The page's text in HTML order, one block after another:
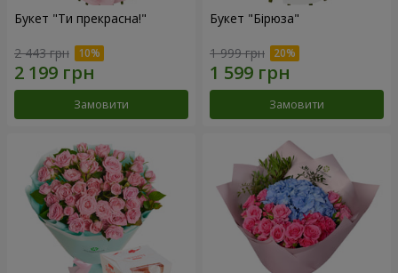
Букет "Ти прекрасна!"
2 443 грн
Замовити
Букет "Бірюза"
1 999 грн
Замовити